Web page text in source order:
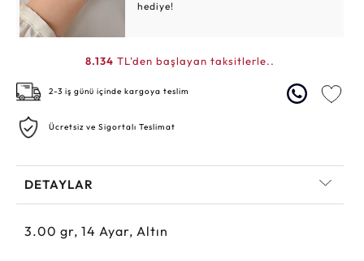
hediye!
8.134 TL'den başlayan taksitlerle..
2-3 iş günü içinde kargoya teslim
Ücretsiz ve Sigortalı Teslimat
DETAYLAR
3.00 gr, 14 Ayar, Altın